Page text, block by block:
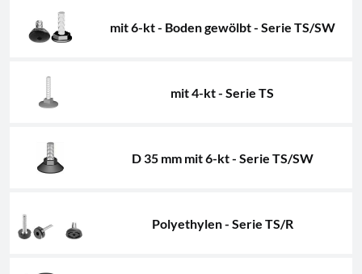
mit 6-kt - Boden gewölbt - Serie TS/SW
mit 4-kt - Serie TS
D 35 mm mit 6-kt - Serie TS/SW
Polyethylen - Serie TS/R